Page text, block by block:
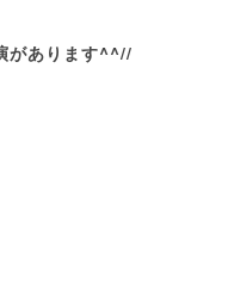
があります^^//